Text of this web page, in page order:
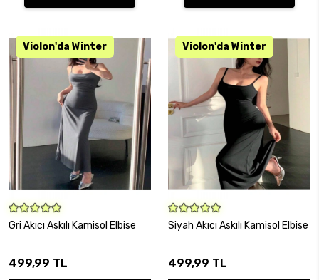
SEPETE EKLE
Gri Akıcı Askılı Kamisol Elbise
499,99 TL
SEPETE EKLE
Siyah Akıcı Askılı Kamisol Elbise
499,99 TL